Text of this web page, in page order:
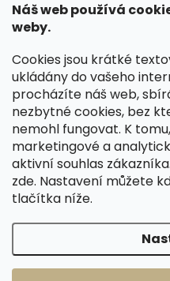
Náš web používá
weby.
Cookies jsou krátké
ukládány do vašeho
procházíte náš web,
nezbytné cookies, bez
nemohl fungovat. K
marketingové a
aktivní souhlas
zde. Nastavení můžete
tlačítka níže.
Výroba českých kožených
řemesla
KONTAKT
dotazy@spongr.cz
+420 776 663 962
https://
spongr.cz